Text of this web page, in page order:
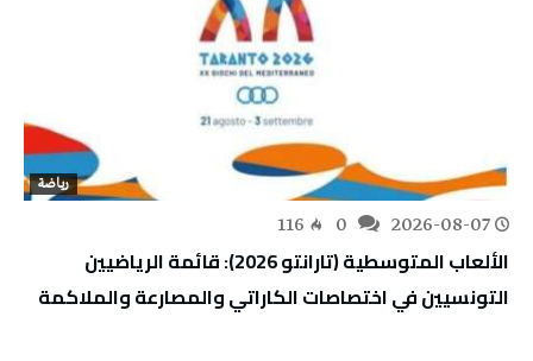
رياضة
2026-08-07
116
الألعاب المتوسطية (تارانتو 2026): قائمة الرياضيين
التونسيين في اختصاصات الكاراتي والمصارعة والملاكمة